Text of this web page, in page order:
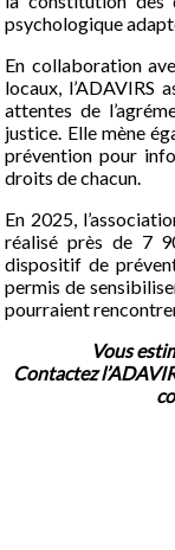
psychologique
En collaboration
locaux, l’ADAVIRS
attentes de
justice. Elle mène
prévention pour
droits de chacun.
En 2025,
réalisé près de 7
dispositif de
permis de
pourraient
Vous
Contactez